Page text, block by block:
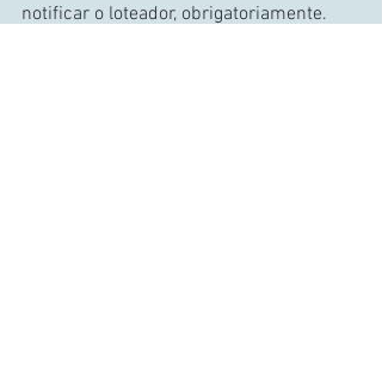
notificar o loteador, obrigatoriamente.